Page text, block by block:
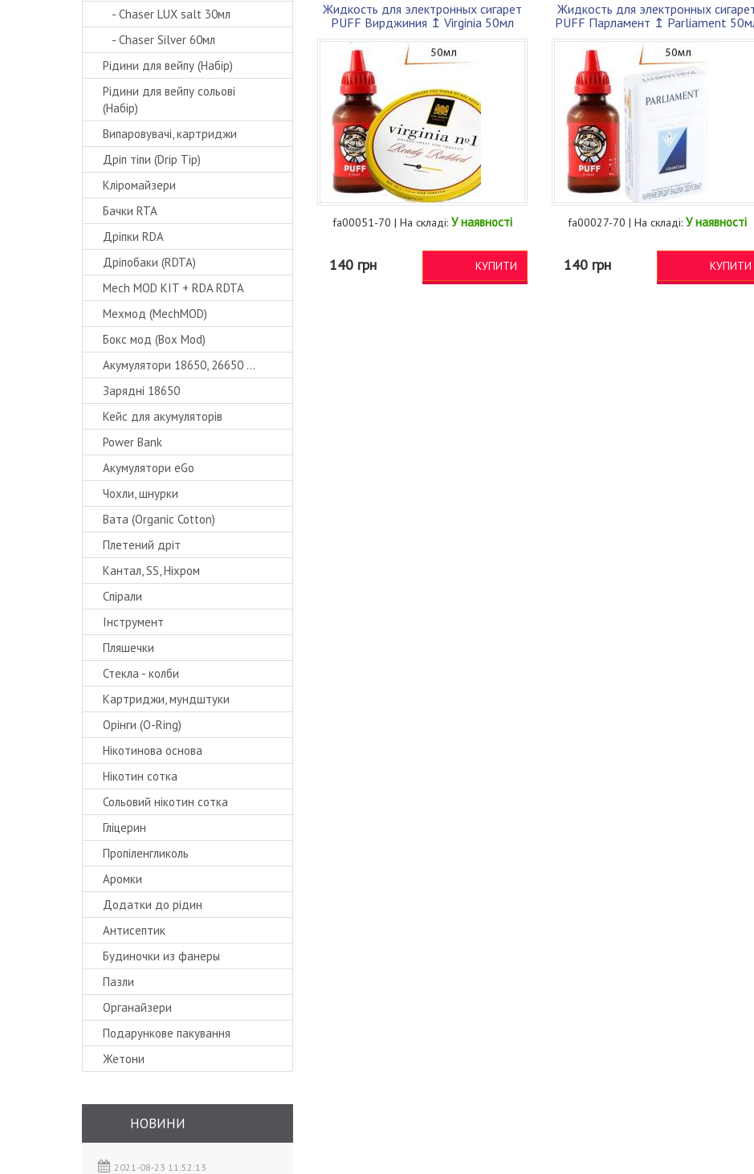
- Chaser LUX salt 30мл
- Chaser Silver 60мл
Рідини для вейпу (Набір)
Рідини для вейпу сольові
(Набір)
Випаровувачі, картриджи
Дріп тіпи (Drip Tip)
Кліромайзери
Бачки RTA
Дріпки RDA
Дріпобаки (RDTA)
Mech MOD KIT + RDA RDTA
Мехмод (MechMOD)
Бокс мод (Box Mod)
Акумулятори 18650, 26650 ...
Зарядні 18650
Кейс для акумуляторів
Power Bank
Акумулятори eGo
Чохли, шнурки
Вата (Organic Cotton)
Плетений дріт
Кантал, SS, Ніхром
Спірали
Інструмент
Пляшечки
Стекла - колби
Картриджи, мундштуки
Орінги (O-Ring)
Нікотинова основа
Нікотин сотка
Сольовий нікотин сотка
Гліцерин
Пропіленгликоль
Аромки
Додатки до рідин
Антисептик
Будиночки из фанеры
Пазли
Органайзери
Подарункове пакування
Жетони
НОВИНИ
2021-08-23 11:52:13
Жидкость для электронных сигарет
PUFF Вирджиния ↥ Virginia 50мл
30VG ...
fa00051-70 | На складі: У наявності
140 грн КУПИТИ
Жидкость для электронных
PUFF Парламент ↥ Parliament
30V...
fa00027-70 | На складі: У наявності
140 грн КУПИТИ